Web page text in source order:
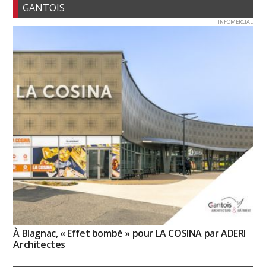
GANTOIS
INFOMERCIAL
À Blagnac, « Effet bombé » pour LA COSINA par ADERI
Architectes